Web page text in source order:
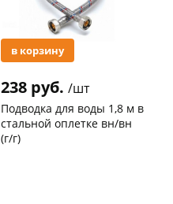
в корзину
238 руб. /шт
Подводка для воды 1,8 м в
стальной оплетке вн/вн
(г/г)